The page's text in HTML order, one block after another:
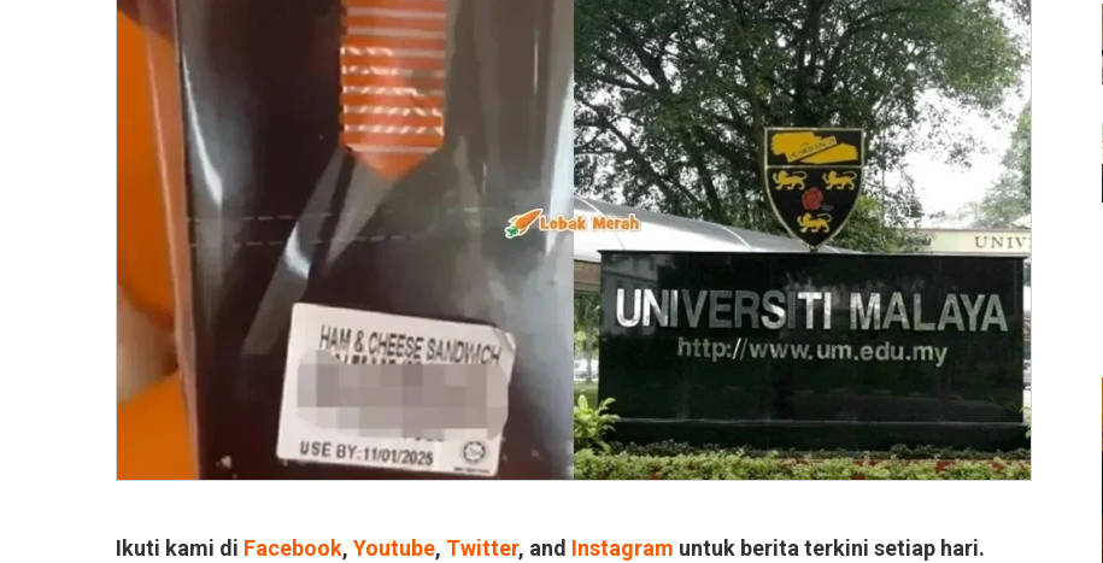
Ikuti kami di Facebook, Youtube, Twitter, and Instagram untuk berita terkini setiap hari.